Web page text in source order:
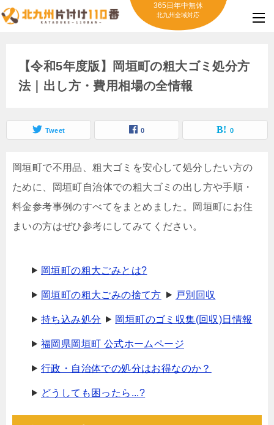
365日年中無休
北九州全域対応
【令和5年度版】岡垣町の粗大ゴミ処分方
法｜出し方・費用相場の全情報
Tweet 0 0
岡垣町で不用品、粗大ゴミを安心して処分したい方の
ために、岡垣町自治体での粗大ゴミの出し方や手順・
料金参考事例のすべてをまとめました。岡垣町にお住
まいの方はぜひ参考にしてみてください。
岡垣町の粗大ごみとは?
岡垣町の粗大ごみの捨て方 戸別回収
持ち込み処分 岡垣町のゴミ収集(回収)日情報
福岡県岡垣町 公式ホームページ
行政・自治体での処分はお得なのか？
どうしても困ったら...?